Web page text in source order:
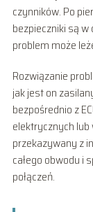
czynników. Po
bezpieczniki są
problem może
Rozwiązanie
jak jest on
bezpośrednio z
elektrycznych lub
przekazywany z
całego obwodu i
połączeń.